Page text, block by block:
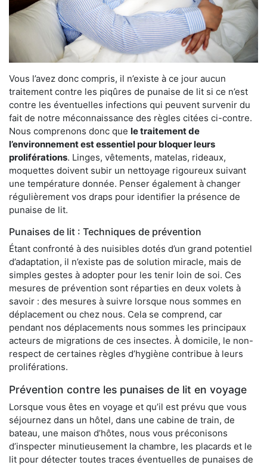
Vous l’avez donc compris, il n’existe à ce jour aucun
traitement contre les piqûres de punaise de lit si ce n’est
contre les éventuelles infections qui peuvent survenir du
fait de notre méconnaissance des règles citées ci-contre.
Nous comprenons donc que le traitement de
l’environnement est essentiel pour bloquer leurs
proliférations. Linges, vêtements, matelas, rideaux,
moquettes doivent subir un nettoyage rigoureux suivant
une température donnée. Penser également à changer
régulièrement vos draps pour identifier la présence de
punaise de lit.
Punaises de lit : Techniques de prévention
Étant confronté à des nuisibles dotés d’un grand potentiel
d’adaptation, il n’existe pas de solution miracle, mais de
simples gestes à adopter pour les tenir loin de soi. Ces
mesures de prévention sont réparties en deux volets à
savoir : des mesures à suivre lorsque nous sommes en
déplacement ou chez nous. Cela se comprend, car
pendant nos déplacements nous sommes les principaux
acteurs de migrations de ces insectes. À domicile, le non-
respect de certaines règles d’hygiène contribue à leurs
proliférations.
Prévention contre les punaises de lit en voyage
Lorsque vous êtes en voyage et qu’il est prévu que vous
séjournez dans un hôtel, dans une cabine de train, de
bateau, une maison d’hôtes, nous vous préconisons
d’inspecter minutieusement la chambre, les placards et le
lit pour détecter toutes traces éventuelles de punaises de